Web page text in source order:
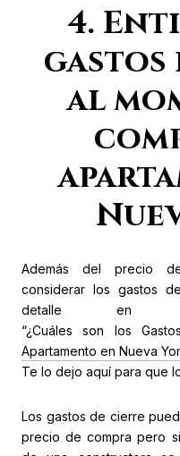
4.
al
Además del precio
considerar los gastos
detalle en
“¿Cuáles son los
Apartamento en Nueva
Te lo dejo aquí para que
Los gastos de cierre
precio de compra pero